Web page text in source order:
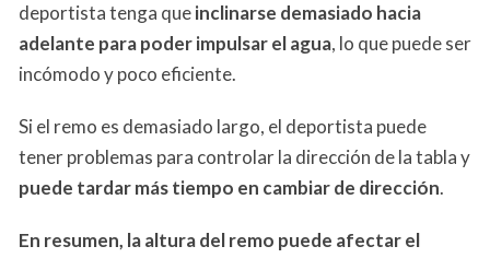
deportista tenga queinclinarse demasiado hacia
adelante para poder impulsar el agua, lo que puede ser
incómodo y poco eficiente.
Si el remo es demasiado largo, el deportista puede
tener problemas para controlar la dirección de la tabla y
puede tardar más tiempo en cambiar de dirección.
En resumen, la altura del remo puede afectar el